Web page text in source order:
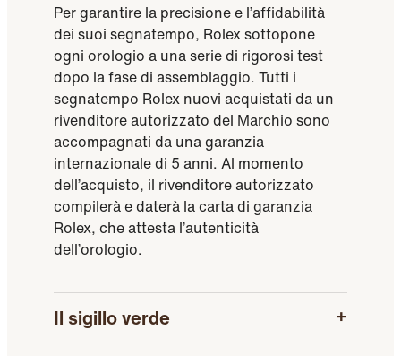
Per garantire la precisione e l’affidabilità
dei suoi segnatempo, Rolex sottopone
ogni orologio a una serie di rigorosi test
dopo la fase di assemblaggio. Tutti i
segnatempo Rolex nuovi acquistati da un
rivenditore autorizzato del Marchio sono
accompagnati da una garanzia
internazionale di 5 anni. Al momento
dell’acquisto, il rivenditore autorizzato
compilerà e daterà la carta di garanzia
Rolex, che attesta l’autenticità
dell’orologio.
Il sigillo verde